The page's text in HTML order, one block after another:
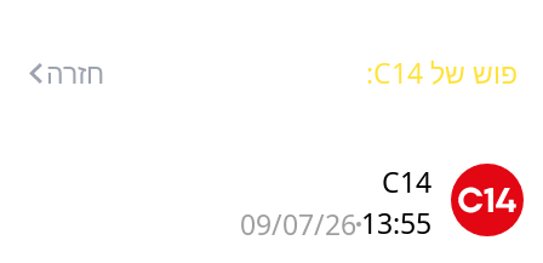
פוש של C14: חזרה
C14
13:55
09/07/26